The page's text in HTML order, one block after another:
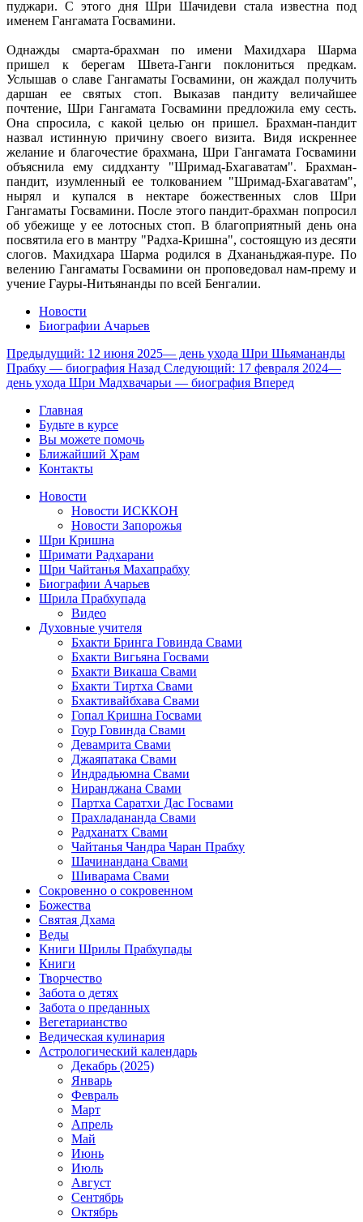
пуджари. С этого дня Шри Шачидеви стала известна под
именем Гангамата Госвамини.
Однажды смарта-брахман по имени Махидхара Шарма
пришел к берегам Швета-Ганги поклониться предкам.
Услышав о славе Гангаматы Госвамини, он жаждал получить
даршан ее святых стоп. Выказав пандиту величайшее
почтение, Шри Гангамата Госвамини предложила ему сесть.
Она спросила, с какой целью он пришел. Брахман-пандит
назвал истинную причину своего визита. Видя искреннее
желание и благочестие брахмана, Шри Гангамата Госвамини
объяснила ему сиддханту "Шримад-Бхагаватам". Брахман-
пандит, изумленный ее толкованием "Шримад-Бхагаватам",
нырял и купался в нектаре божественных слов Шри
Гангаматы Госвамини. После этого пандит-брахман попросил
об убежище у ее лотосных стоп. В благоприятный день она
посвятила его в мантру "Радха-Кришна", состоящую из десяти
слогов. Махидхара Шарма родился в Дхананьджая-пуре. По
велению Гангаматы Госвамини он проповедовал нам-прему и
учение Гауры-Нитьянанды по всей Бенгалии.
Новости
Биографии Ачарьев
Предыдущий: 12 июня 2025— день ухода Шри Шьямананды
Прабху — биография Назад Следующий: 17 февраля 2024—
день ухода Шри Мадхвачарьи — биография Вперед
Главная
Будьте в курсе
Вы можете помочь
Ближайший Храм
Контакты
Новости
Новости ИСККОН
Новости Запорожья
Шри Кришна
Шримати Радхарани
Шри Чайтанья Махапрабху
Биографии Ачарьев
Шрила Прабхупада
Видео
Духовные учителя
Бхакти Бринга Говинда Свами
Бхакти Вигьяна Госвами
Бхакти Викаша Свами
Бхакти Тиртха Свами
Бхактивайбхава Свами
Гопал Кришна Госвами
Гоур Говинда Свами
Девамрита Свами
Джаяпатака Свами
Индрадьюмна Свами
Ниранджана Свами
Партха Саратхи Дас Госвами
Прахладананда Свами
Радханатх Свами
Чайтанья Чандра Чаран Прабху
Шачинандана Свами
Шиварама Свами
Сокровенно о сокровенном
Божества
Святая Дхама
Веды
Книги Шрилы Прабхупады
Книги
Творчество
Забота о детях
Забота о преданных
Вегетарианство
Ведическая кулинария
Астрологический календарь
Декабрь (2025)
Январь
Февраль
Март
Апрель
Май
Июнь
Июль
Август
Сентябрь
Октябрь